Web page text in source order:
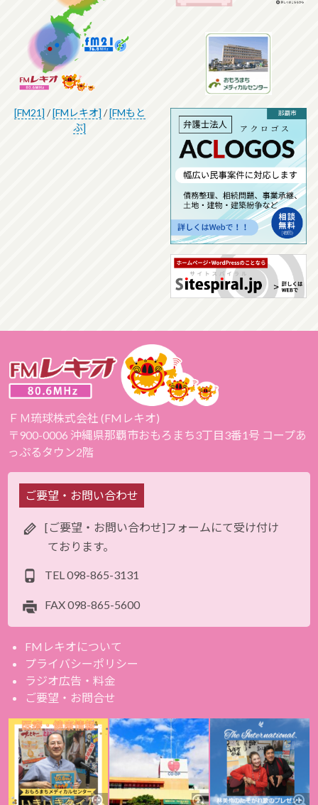
[FM21] /[FMレキオ] /[FMもと
ぶ]
ＦＭ琉球株式会社 (FMレキオ)
〒900-0006 沖縄県那覇市おもろまち3丁目3番1号 コープあ
っぷるタウン2階
ご要望・お問い合わせ
[ご要望・お問い合わせ]フォームにて受け付け
ております。
TEL 098-865-3131
FAX098-865-5600
FMレキオについて
プライバシーポリシー
ラジオ広告・料金
ご要望・お問合せ